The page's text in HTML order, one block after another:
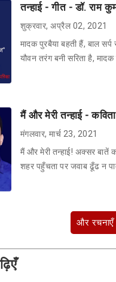
तन्हाई - गीत - डॉ. राम
शुक्रवार, अप्रैल 02, 2021
मादक पुरबैया बहती हैं, बाल
यौवन तरंग बनी सरिता है, मादक
मैं और मेरी तन्हाई -
मंगलवार, मार्च 23, 2021
मैं और मेरी तन्हाई! अक्सर बातें
शहर पहुँचता पर जवाब ढूँढ न
और